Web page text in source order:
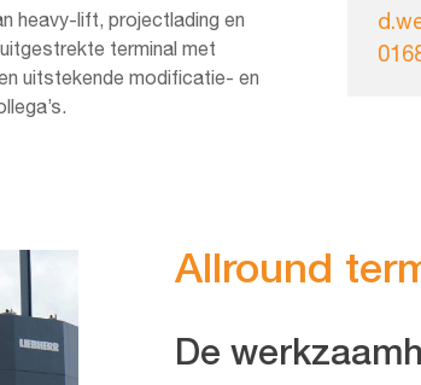
heavy-lift, projectlading en
terminal met
uitstekende modificatie- en
Allround
De